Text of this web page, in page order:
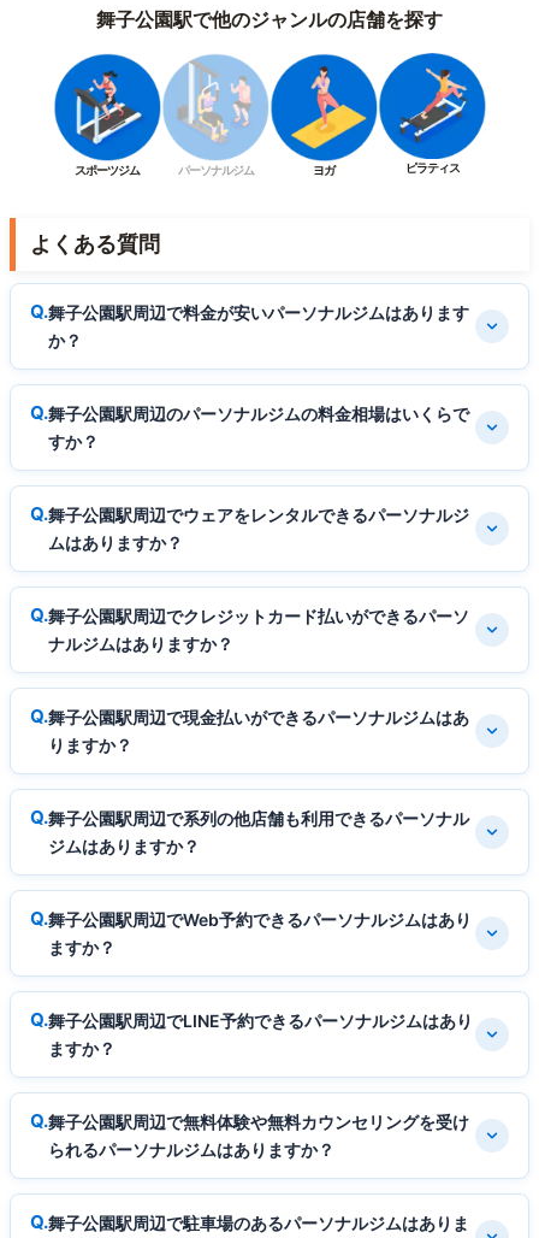
舞子公園駅で他のジャンルの店舗を探す
スポーツジム パーソナルジム ヨガ ピラティス
よくある質問
舞子公園駅周辺で料金が安いパーソナルジムはあります
か？
舞子公園駅周辺のパーソナルジムの料金相場はいくらで
すか？
舞子公園駅周辺でウェアをレンタルできるパーソナルジ
ムはありますか？
舞子公園駅周辺でクレジットカード払いができるパーソ
ナルジムはありますか？
舞子公園駅周辺で現金払いができるパーソナルジムはあ
りますか？
舞子公園駅周辺で系列の他店舗も利用できるパーソナル
ジムはありますか？
舞子公園駅周辺でWeb予約できるパーソナルジムはあり
ますか？
舞子公園駅周辺でLINE予約できるパーソナルジムはあり
ますか？
舞子公園駅周辺で無料体験や無料カウンセリングを受け
られるパーソナルジムはありますか？
舞子公園駅周辺で駐車場のあるパーソナルジムはありま